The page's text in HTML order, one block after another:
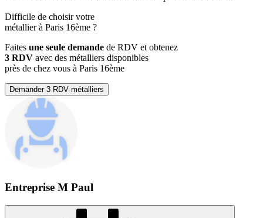
Difficile de choisir votre
métallier à Paris 16ème ?
Faites une seule demande de RDV et obtenez
3 RDV avec des métalliers disponibles
près de chez vous à Paris 16ème
Demander 3 RDV métalliers
Entreprise M Paul